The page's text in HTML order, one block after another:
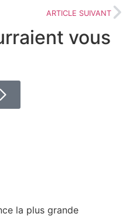
ARTICLE SUIVANT
vous
la plus grande